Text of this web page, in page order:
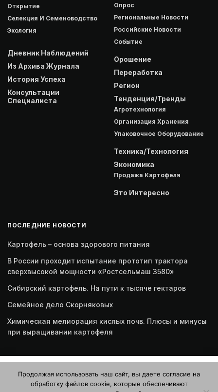
Открытие
Селекция И Семеноводство
Экология
Дневник Наблюдений
Из Архива Журнала
История Успеха
Консультации
Специалиста
Опрос
Региональные Новости
Российские Новости
Событие
Орошение
Переработка
Регион
Тенденция/Тренды
Агротехнология
Организация Хранения
Упаковочное Оборудование
Техника/Технология
Экономика
Продажа Картофеля
Это Интересно
ПОСЛЕДНИЕ НОВОСТИ
Картофель – основа здорового питания
В России проходит испытание прототип трактора
сверхвысокой мощности «Ростсельмаш 3580»
Сибирский картофель. На пути к тысяче гектаров
Семейное дело Скорняковых
Химическая мелиорация кислых почв. Плюсы и минусы
при выращивании картофеля
пользоваться этим веб-сайтом, вы даете согласие на
использование файлов cookie. Ознакомьтесь с нашей
Продолжая использовать наш сайт, вы даете согласие на
обработку файлов cookie, которые обеспечивают